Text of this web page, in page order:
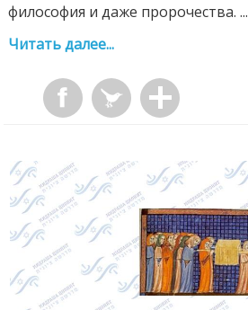
философия и даже пророчества. ...
Читать далее...